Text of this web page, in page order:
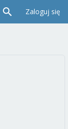
Zaloguj się